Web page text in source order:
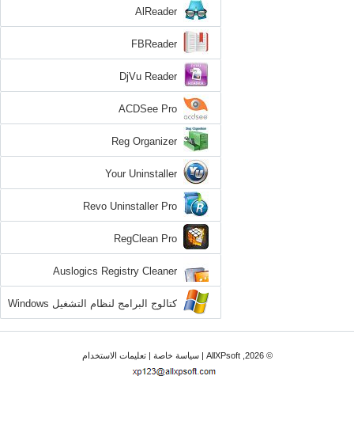
AlReader
FBReader
DjVu Reader
ACDSee Pro
Reg Organizer
Your Uninstaller
Revo Uninstaller Pro
RegClean Pro
Auslogics Registry Cleaner
كتالوج البرامج لنظام التشغيل Windows
XP
© 2026, AllXPsoft | سياسة خاصة|تعليمات الاستخدام